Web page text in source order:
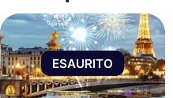
ESAURITO